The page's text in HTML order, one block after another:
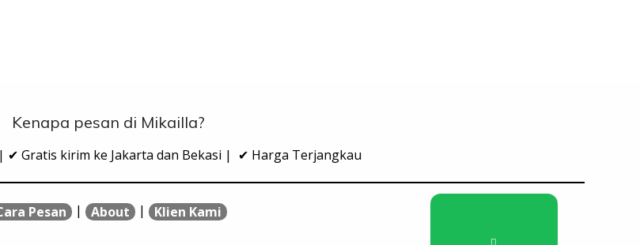
Kenapa pesan di Mikailla?
✔ Gratis kirim ke Jakarta dan Bekasi | ✔ Harga Terjangkau
Pesan | About | Klien Kami